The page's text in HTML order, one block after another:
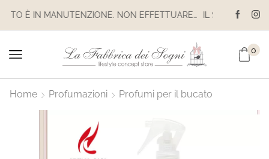
IL SITO È IN MANUTENZIONE. NON EFFETTUARE ACQUISTI. LE SPEDIZIONI SONO SOSPESE
0
Home Profumazioni Profumi per il bucato